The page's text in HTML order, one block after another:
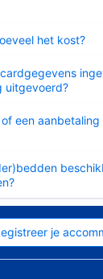
het kost?
uitgevoerd?
een
je